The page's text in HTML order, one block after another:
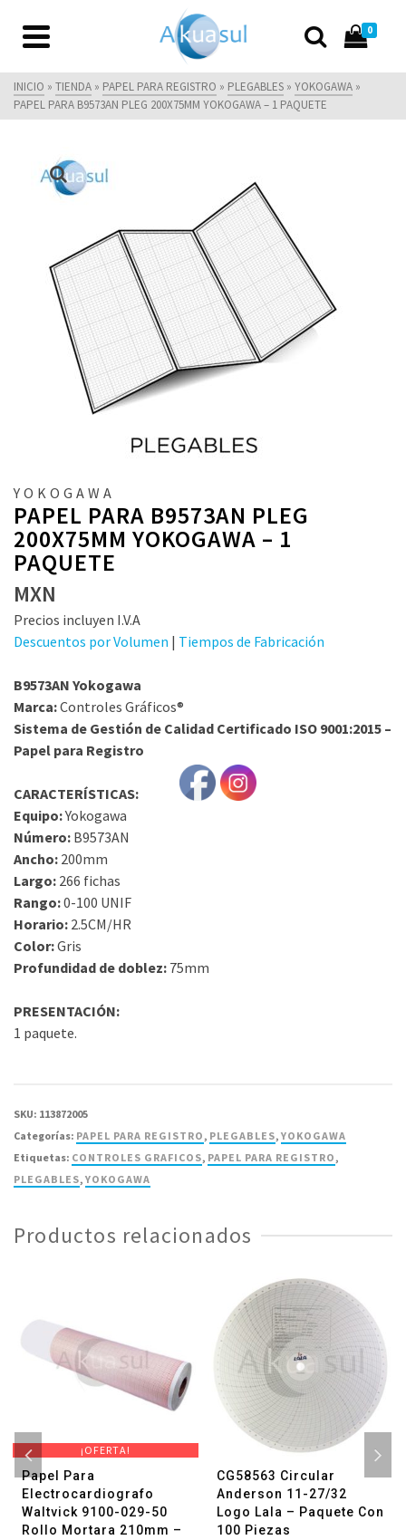
0
INICIO » TIENDA » PAPEL PARA REGISTRO » PLEGABLES » YOKOGAWA »
PAPEL PARA B9573AN PLEG 200X75MM YOKOGAWA – 1 PAQUETE
YOKOGAWA
PAPEL PARA B9573AN PLEG
200X75MM YOKOGAWA – 1
PAQUETE
MXN
Precios incluyen I.V.A
Descuentos por Volumen | Tiempos de Fabricación
B9573AN Yokogawa
Marca:Controles Gráficos®
Sistema de Gestión de Calidad Certificado ISO 9001:2015 –
Papel para Registro
CARACTERÍSTICAS:
Equipo:Yokogawa
Número: B9573AN
Ancho: 200mm
Largo: 266 fichas
Rango:0-100 UNIF
Horario: 2.5CM/HR
Color:Gris
Profundidad de doblez: 75mm
PRESENTACIÓN:
1 paquete.
SKU: 113872005
Categorías: PAPEL PARA REGISTRO, PLEGABLES, YOKOGAWA
Etiquetas: CONTROLES GRAFICOS, PAPEL PARA REGISTRO,
PLEGABLES, YOKOGAWA
Productos relacionados
¡OFERTA!
Papel Para
Electrocardiografo
Waltvick 9100-029-50
Rollo Mortara 210mm –
CG58563 Circular
Anderson 11-27/32
Logo Lala – Paquete Con
100 Piezas